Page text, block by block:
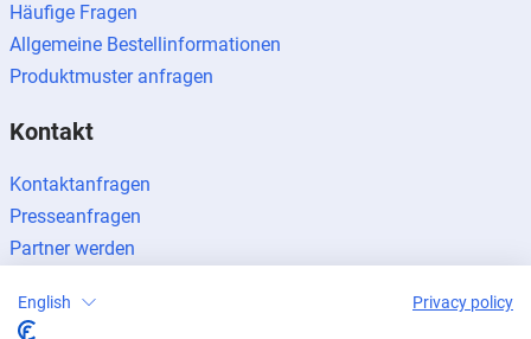
Häufige Fragen
Allgemeine Bestellinformationen
Produktmuster anfragen
Kontakt
Kontaktanfragen
Presseanfragen
Partner werden
English Privacy policy